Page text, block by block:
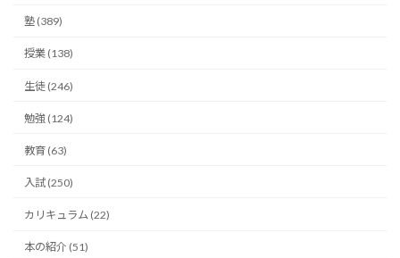
塾 (389)
授業 (138)
生徒 (246)
勉強 (124)
教育 (63)
入試 (250)
カリキュラム (22)
本の紹介 (51)